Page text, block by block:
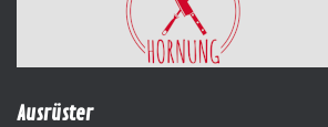
Ausrüster